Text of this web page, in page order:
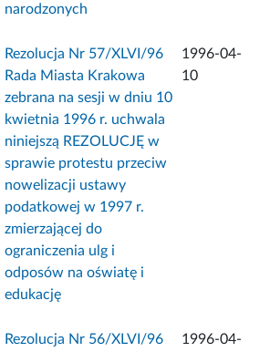
narodzonych
Rezolucja Nr 57/XLVI/96
Rada Miasta Krakowa
zebrana na sesji w dniu 10
kwietnia 1996 r. uchwala
niniejszą REZOLUCJĘ w
sprawie protestu przeciw
nowelizacji ustawy
podatkowej w 1997 r.
zmierzającej do
ograniczenia ulg i
odposów na oświatę i
edukację
1996-04-
10
Rezolucja Nr 56/XLVI/96 1996-04-